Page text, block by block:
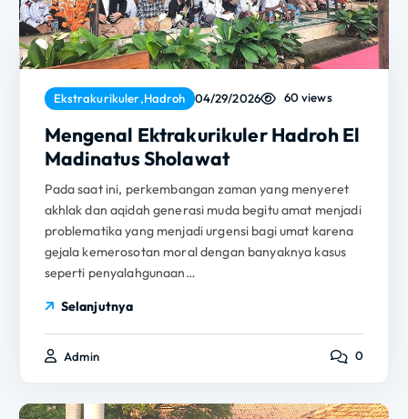
Ekstrakurikuler,Hadroh 04/29/2026 60 views
Mengenal Ektrakurikuler Hadroh El
Madinatus Sholawat
Pada saat ini, perkembangan zaman yang menyeret
akhlak dan aqidah generasi muda begitu amat menjadi
problematika yang menjadi urgensi bagi umat karena
gejala kemerosotan moral dengan banyaknya kasus
seperti penyalahgunaan…
Selanjutnya
Admin 0